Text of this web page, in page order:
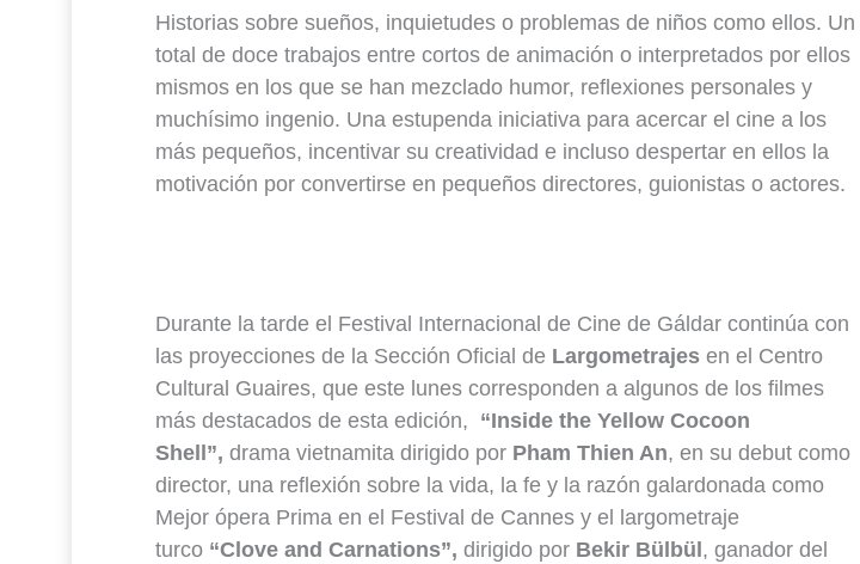
Historias sobre sueños, inquietudes o problemas de niños como ellos. Un
total de doce trabajos entre cortos de animación o interpretados por ellos
mismos en los que se han mezclado humor, reflexiones personales y
muchísimo ingenio. Una estupenda iniciativa para acercar el cine a los
más pequeños, incentivar su creatividad e incluso despertar en ellos la
motivación por convertirse en pequeños directores, guionistas o actores.
Durante la tarde el Festival Internacional de Cine de Gáldar continúa con
las proyecciones de la Sección Oficial de Largometrajes en el Centro
Cultural Guaires, que este lunes corresponden a algunos de los filmes
más destacados de esta edición, “Inside the Yellow Cocoon
Shell”, drama vietnamita dirigido por Pham Thien An, en su debut como
director, una reflexión sobre la vida, la fe y la razón galardonada como
Mejor ópera Prima en el Festival de Cannes y el largometraje
turco “Clove and Carnations”, dirigido por Bekir Bülbül, ganador del